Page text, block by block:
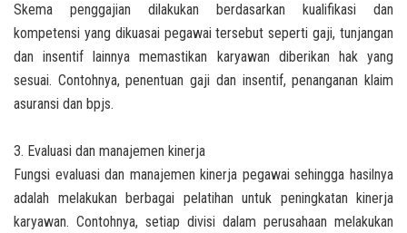
Skema penggajian dilakukan berdasarkan kualifikasi dan
kompetensi yang dikuasai pegawai tersebut seperti gaji, tunjangan
dan insentif lainnya memastikan karyawan diberikan hak yang
sesuai. Contohnya, penentuan gaji dan insentif, penanganan klaim
asuransi dan bpjs.
3. Evaluasi dan manajemen kinerja
Fungsi evaluasi dan manajemen kinerja pegawai sehingga hasilnya
adalah melakukan berbagai pelatihan untuk peningkatan kinerja
karyawan. Contohnya, setiap divisi dalam perusahaan melakukan